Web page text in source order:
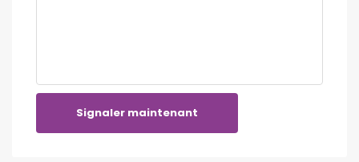
Signaler maintenant